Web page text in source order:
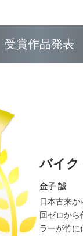
受賞作品発表
バイク
金子 誠
日本古来
回ゼロから
ラーが竹に